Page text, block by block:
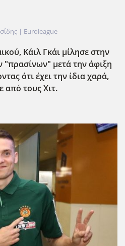
| Euroleague
Κάιλ Γκάι μίλησε στην
"πρασίνων" μετά την άφιξη
ότι έχει την ίδια χαρά,
από τους Χιτ.